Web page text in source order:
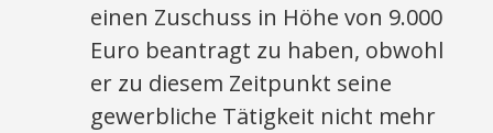
einen Zuschuss in Höhe von 9.000
Euro beantragt zu haben, obwohl
er zu diesem Zeitpunkt seine
gewerbliche Tätigkeit nicht mehr